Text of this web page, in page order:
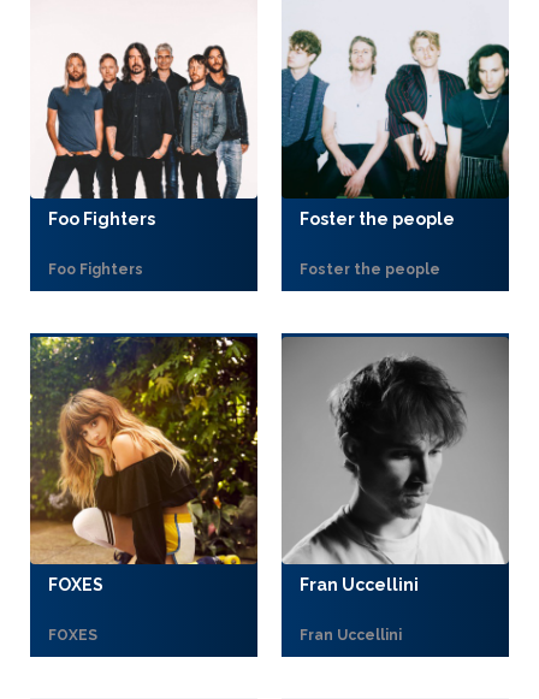
Foo Fighters
Foo Fighters
Foster the people
Foster the people
FOXES
FOXES
Fran Uccellini
Fran Uccellini